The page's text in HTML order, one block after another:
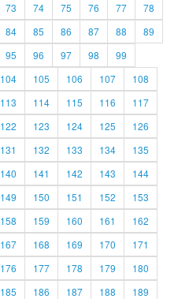
73 74 75 76 77
78
84 85 86 87 88
89
95 96 97 98
99
104 105 106 107
108
113 114 115 116
117
122 123 124 125
126
131 132 133 134
135
140 141 142 143
144
149 150 151 152
153
158 159 160 161
162
167 168 169 170
171
176 177 178 179
180
185 186 187 188
189